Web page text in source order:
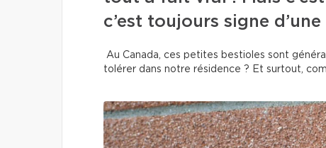
c’est toujours signe
Au Canada, ces petites bestioles sont
tolérer dans notre résidence ? Et surtout,